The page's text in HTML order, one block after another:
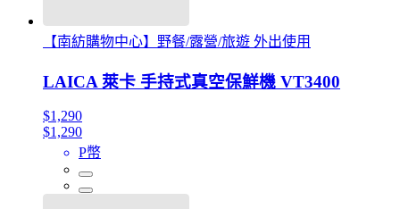
【南紡購物中心】野餐/露營/旅遊 外出使用
LAICA 萊卡 手持式真空保鮮機 VT3400
$1,290
$1,290
P幣